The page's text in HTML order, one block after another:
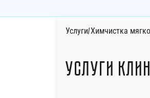
Услуги/Химчистка
Услуги